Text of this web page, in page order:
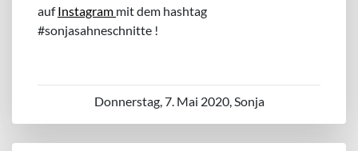
aufInstagram mit dem hashtag
#sonjasahneschnitte !
Donnerstag, 7. Mai 2020, Sonja